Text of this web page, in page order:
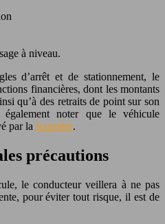
à niveau.
d’arrêt et de stationnement, le
financières, dont les montants
qu’à des retraits de point sur son
noter que le véhicule
par la fourrière.
précautions
le conducteur veillera à ne pas
pour éviter tout risque, il est de